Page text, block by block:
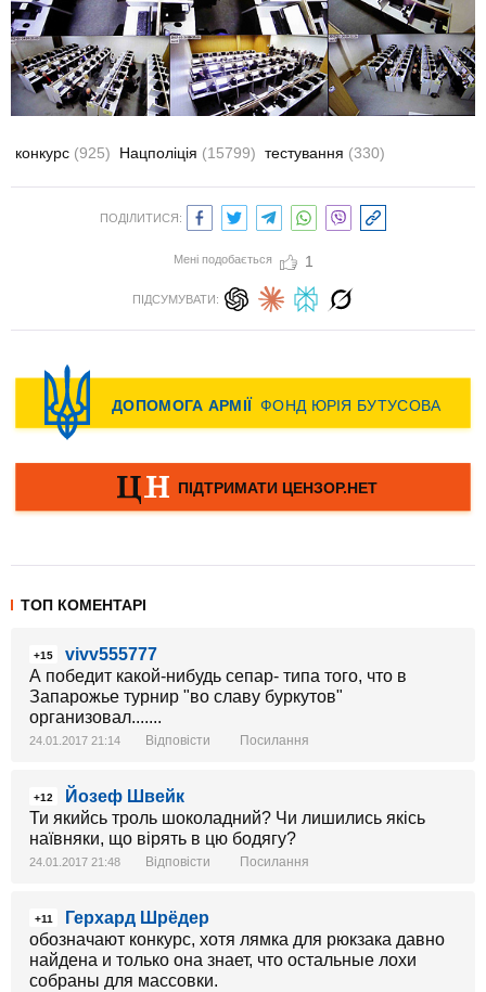
конкурс (925) Нацполіція (15799) тестування (330)
ПОДІЛИТИСЯ:
Мені подобається 1
ПІДСУМУВАТИ:
ТОП КОМЕНТАРІ
+15
vivv555777
А победит какой-нибудь сепар- типа того, что в
Запарожье турнир "во славу буркутов"
организовал.......
24.01.2017 21:14 Відповісти Посилання
+12
Йозеф Швейк
Ти якийсь троль шоколадний? Чи лишились якісь
наївняки, що вірять в цю бодягу?
24.01.2017 21:48 Відповісти Посилання
+11
Герхард Шрёдер
обозначают конкурс, хотя лямка для рюкзака давно
найдена и только она знает, что остальные лохи
собраны для массовки.